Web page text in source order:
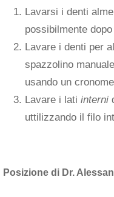
Lavarsi i denti
possibilmente
Lavare i denti per
spazzolino
usando un
Lavare i lati interni
uttilizzando il filo
Posizione di Dr.